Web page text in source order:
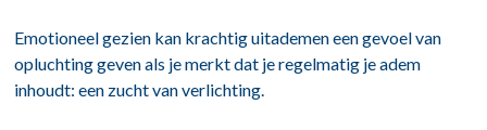
Emotioneel gezien kan krachtig uitademen een gevoel van
opluchting geven als je merkt dat je regelmatig je adem
inhoudt: een zucht van verlichting.